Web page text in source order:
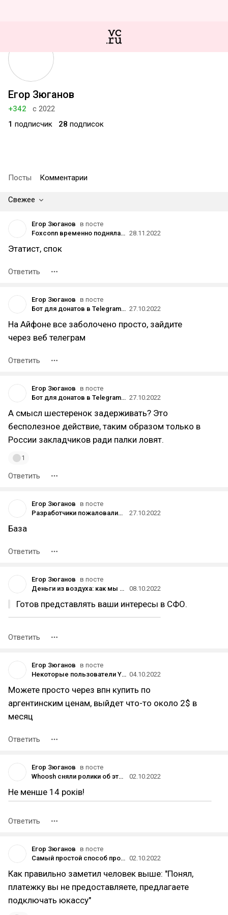
Егор Зюганов
+342
с 2022
1 подписчик 28 подписок
Посты Комментарии
Свежее
Егор Зюганов в посте
Foxconn временно подняла зарплаты сборщикам iPhone на $1800 после увольнения 20 тысяч рабочих на фоне протестов 28.11.2022
Этатист, спок
Ответить
Егор Зюганов в посте
Бот для донатов в Telegram разрешил публиковать фото с платным доступом 27.10.2022
На Айфоне все заболочено просто, зайдите
через веб телеграм
Ответить
Егор Зюганов в посте
Бот для донатов в Telegram разрешил публиковать фото с платным доступом 27.10.2022
А смысл шестеренок задерживать? Это
бесполезное действие, таким образом только в
России закладчиков ради палки ловят.
1
Ответить
Егор Зюганов в посте
Разработчики пожаловались на рекламу азартных игр в App Store — она есть даже возле сервисов для борьбы с зависимостью
27.10.2022
База
Ответить
Егор Зюганов в посте
Деньги из воздуха: как мы строили бизнес на растениях, которые очищают воздух в доме и офисах
08.10.2022
Готов представлять ваши интересы в СФО.
Ответить
Егор Зюганов в посте
Некоторые пользователи YouTube пожаловались в соцсетях, что не могут смотреть видео в 4K без платной подписки 04.10.2022
Можете просто через впн купить по
аргентинским ценам, выйдет что-то около 2$ в
месяц
Ответить
Егор Зюганов в посте
Whoosh сняли ролики об этичном вождении с дореволюционными персонажами
02.10.2022
Не менше 14 рокiв!
Ответить
Егор Зюганов в посте
Самый простой способ продать любую информацию 02.10.2022
Как правильно заметил человек выше: "Понял,
платежку вы не предоставляете, предлагаете
подключать юкассу"